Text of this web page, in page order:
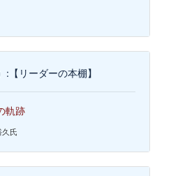
【リーダーの本棚】
軌跡
氏